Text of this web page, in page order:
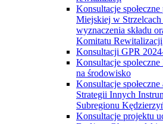
Konsultacje
Miejskiej w
wyznaczenia składu
Komitatu Rewitalizacji
Konsultacji GPR
Konsultacje
na środowisko
Konsultacje
Strategii Innych
Subregionu
Konsultacje projektu